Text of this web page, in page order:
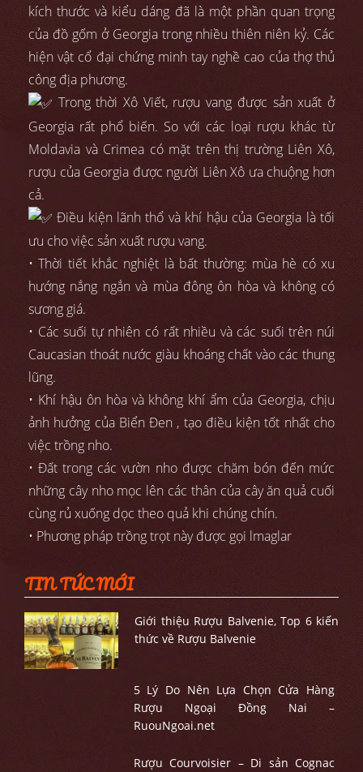
kích thước và kiểu dáng đã là một phần quan trọng
của đồ gốm ở Georgia trong nhiều thiên niên kỷ. Các
hiện vật cổ đại chứng minh tay nghề cao của thợ thủ
công địa phương.
Trong thời Xô Viết, rượu vang được sản xuất ở
Georgia rất phổ biến. So với các loại rượu khác từ
Moldavia và Crimea có mặt trên thị trường Liên Xô,
rượu của Georgia được người Liên Xô ưa chuộng hơn
cả.
Điều kiện lãnh thổ và khí hậu của Georgia là tối
ưu cho việc sản xuất rượu vang.
• Thời tiết khắc nghiệt là bất thường: mùa hè có xu
hướng nắng ngắn và mùa đông ôn hòa và không có
sương giá.
• Các suối tự nhiên có rất nhiều và các suối trên núi
Caucasian thoát nước giàu khoáng chất vào các thung
lũng.
• Khí hậu ôn hòa và không khí ẩm của Georgia, chịu
ảnh hưởng của Biển Đen , tạo điều kiện tốt nhất cho
việc trồng nho.
• Đất trong các vườn nho được chăm bón đến mức
những cây nho mọc lên các thân của cây ăn quả cuối
cùng rủ xuống dọc theo quả khi chúng chín.
• Phương pháp trồng trọt này được gọi lmaglar
TIN TỨC MỚI
Giới thiệu Rượu Balvenie, Top 6 kiến
thức về Rượu Balvenie
5 Lý Do Nên Lựa Chọn Cửa Hàng
Rượu Ngoại Đồng Nai –
RuouNgoai.net
Rượu Courvoisier – Di sản Cognac